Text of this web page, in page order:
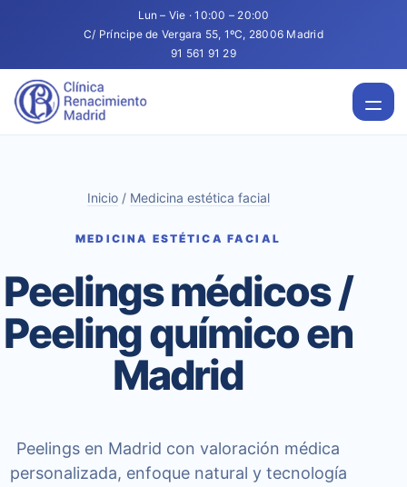
Lun – Vie · 10:00 – 20:00
C/ Príncipe de Vergara 55, 1ºC, 28006 Madrid
91 561 91 29
Inicio/ Medicina estética facial
MEDICINA ESTÉTICA FACIAL
Peelings médicos /
Peeling químico en
Madrid
Peelings en Madrid con valoración médica
personalizada, enfoque natural y tecnología